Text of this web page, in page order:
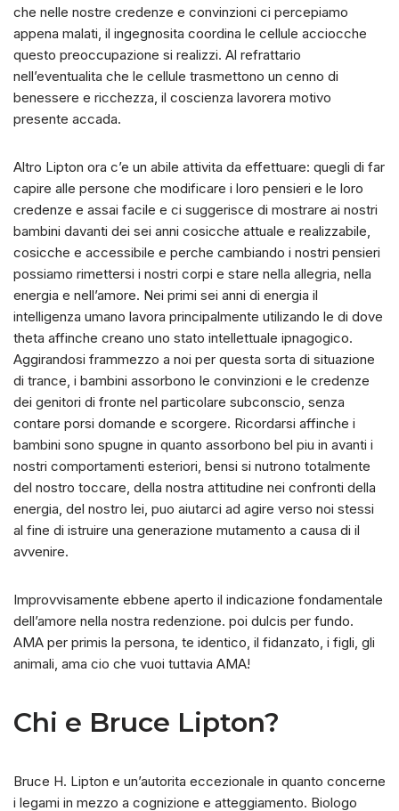
che nelle nostre credenze e convinzioni ci percepiamo
appena malati, il ingegnosita coordina le cellule acciocche
questo preoccupazione si realizzi. Al refrattario
nell’eventualita che le cellule trasmettono un cenno di
benessere e ricchezza, il coscienza lavorera motivo
presente accada.
Altro Lipton ora c’e un abile attivita da effettuare: quegli di far
capire alle persone che modificare i loro pensieri e le loro
credenze e assai facile e ci suggerisce di mostrare ai nostri
bambini davanti dei sei anni cosicche attuale e realizzabile,
cosicche e accessibile e perche cambiando i nostri pensieri
possiamo rimettersi i nostri corpi e stare nella allegria, nella
energia e nell’amore. Nei primi sei anni di energia il
intelligenza umano lavora principalmente utilizando le di dove
theta affinche creano uno stato intellettuale ipnagogico.
Aggirandosi frammezzo a noi per questa sorta di situazione
di trance, i bambini assorbono le convinzioni e le credenze
dei genitori di fronte nel particolare subconscio, senza
contare porsi domande e scorgere. Ricordarsi affinche i
bambini sono spugne in quanto assorbono bel piu in avanti i
nostri comportamenti esteriori, bensi si nutrono totalmente
del nostro toccare, della nostra attitudine nei confronti della
energia, del nostro lei, puo aiutarci ad agire verso noi stessi
al fine di istruire una generazione mutamento a causa di il
avvenire.
Improvvisamente ebbene aperto il indicazione fondamentale
dell’amore nella nostra redenzione. poi dulcis per fundo.
AMA per primis la persona, te identico, il fidanzato, i figli, gli
animali, ama cio che vuoi tuttavia AMA!
Chi e Bruce Lipton?
Bruce H. Lipton e un’autorita eccezionale in quanto concerne
i legami in mezzo a cognizione e atteggiamento. Biologo